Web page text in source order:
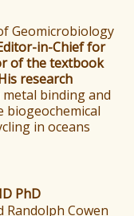
Geomicrobiology
in-Chief for
of the textbook
research
binding and
in oceans
PhD
Randolph Cowen